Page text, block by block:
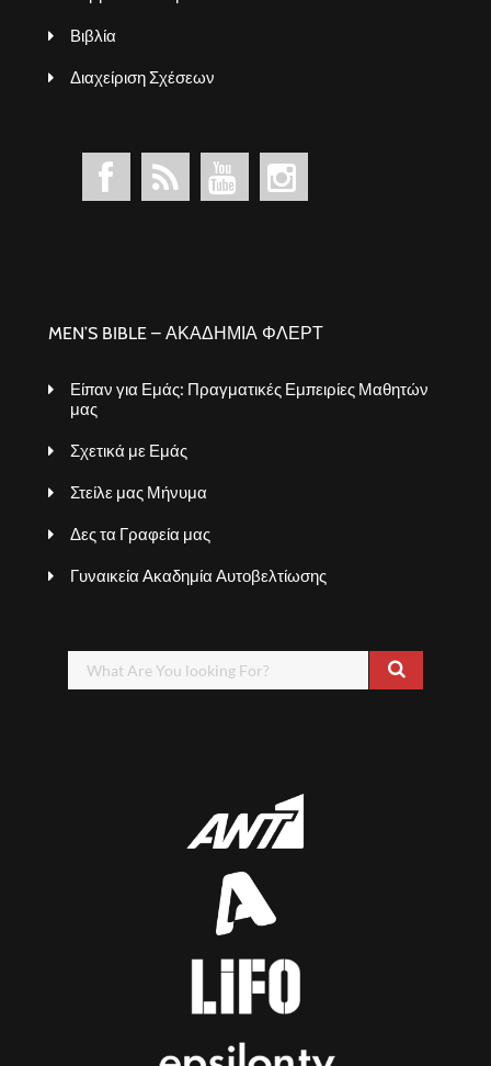
Βιβλία
Διαχείριση Σχέσεων
MEN’S BIBLE – ΑΚΑΔΗΜΙΑ ΦΛΕΡΤ
Είπαν για Εμάς: Πραγματικές Εμπειρίες Μαθητών
μας
Σχετικά με Εμάς
Στείλε μας Μήνυμα
Δες τα Γραφεία μας
Γυναικεία Ακαδημία Αυτοβελτίωσης